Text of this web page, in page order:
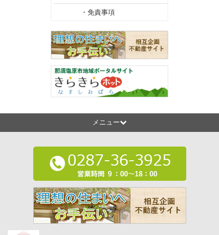
・免責事項
メニュー